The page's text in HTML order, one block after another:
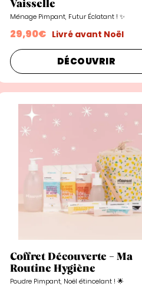
Ménage Pimpant, Futur Éclatant ! ✨
29,90€ Livré avant Noël
DÉCOUVRIR
Coffret Découverte - Ma
Routine Hygiène
Poudre Pimpant, Noël étincelant ! 🌟